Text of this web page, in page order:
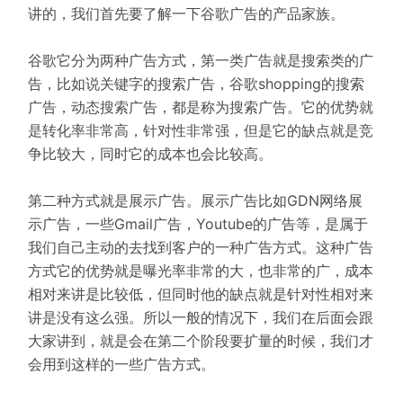
讲的，我们首先要了解一下谷歌广告的产品家族。
谷歌它分为两种广告方式，第一类广告就是搜索类的广
告，比如说关键字的搜索广告，谷歌shopping的搜索
广告，动态搜索广告，都是称为搜索广告。它的优势就
是转化率非常高，针对性非常强，但是它的缺点就是竞
争比较大，同时它的成本也会比较高。
第二种方式就是展示广告。展示广告比如GDN网络展
示广告，一些Gmail广告，Youtube的广告等，是属于
我们自己主动的去找到客户的一种广告方式。这种广告
方式它的优势就是曝光率非常的大，也非常的广，成本
相对来讲是比较低，但同时他的缺点就是针对性相对来
讲是没有这么强。所以一般的情况下，我们在后面会跟
大家讲到，就是会在第二个阶段要扩量的时候，我们才
会用到这样的一些广告方式。